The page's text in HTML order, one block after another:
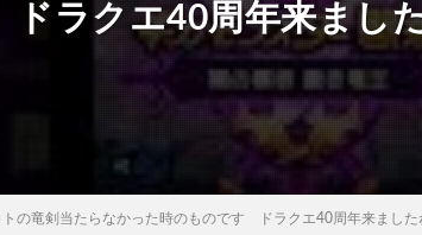
ラクエ40周年来まし
の竜剣当たらなかった時のものです ドラクエ40周年来ました